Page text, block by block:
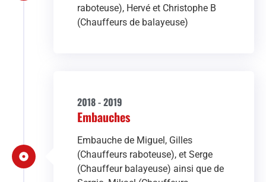
raboteuse), Hervé et Christophe B
(Chauffeurs de balayeuse)
2018 - 2019
Embauches
Embauche de Miguel, Gilles
(Chauffeurs raboteuse), et Serge
(Chauffeur balayeuse) ainsi que de